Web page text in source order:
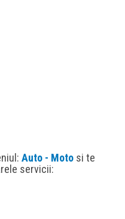
Auto - Moto si te
servicii: